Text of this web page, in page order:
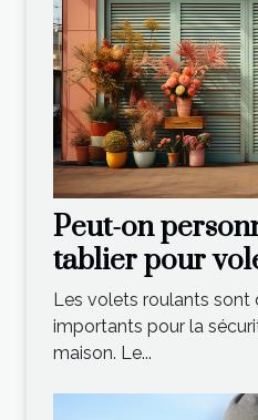
Peut-on
tablier pour
Les volets roulants sont
importants pour la
maison. Le...